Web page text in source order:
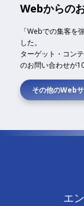
Webからの
「Webでの集客を
した。
ターゲット・コン
のお問い合わせが
その他のWeb
エ